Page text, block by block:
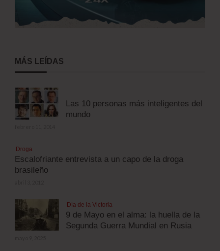
MÁS LEÍDAS
Las 10 personas más inteligentes del
mundo
Droga
Escalofriante entrevista a un capo de la droga
brasileño
Día de la Victoria
9 de Mayo en el alma: la huella de la
Segunda Guerra Mundial en Rusia